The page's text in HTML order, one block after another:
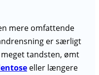
mere omfattende
er særligt
tandsten, ømt
eller længere